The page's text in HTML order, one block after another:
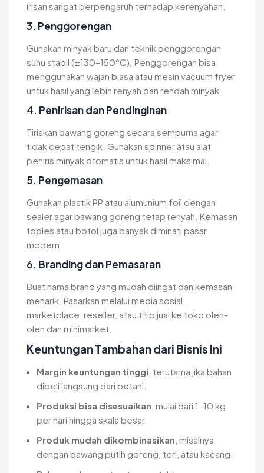
irisan sangat berpengaruh terhadap kerenyahan.
3. Penggorengan
Gunakan minyak baru dan teknik penggorengan
suhu stabil (±130–150°C). Penggorengan bisa
menggunakan wajan biasa atau mesin vacuum fryer
untuk hasil yang lebih renyah dan rendah minyak.
4. Penirisan dan Pendinginan
Tiriskan bawang goreng secara sempurna agar
tidak cepat tengik. Gunakan spinner atau alat
peniris minyak otomatis untuk hasil maksimal.
5. Pengemasan
Gunakan plastik PP atau alumunium foil dengan
sealer agar bawang goreng tetap renyah. Kemasan
toples atau botol juga banyak diminati pasar
modern.
6. Branding dan Pemasaran
Buat nama brand yang mudah diingat dan kemasan
menarik. Pasarkan melalui media sosial,
marketplace, reseller, atau titip jual ke toko oleh-
oleh dan minimarket.
Keuntungan Tambahan dari Bisnis Ini
Margin keuntungan tinggi , terutama jika bahan
dibeli langsung dari petani.
Produksi bisa disesuaikan , mulai dari 1–10 kg
per hari hingga skala besar.
Produk mudah dikombinasikan , misalnya
dengan bawang putih goreng, teri, atau kacang.